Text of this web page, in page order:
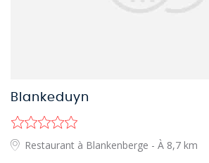
Blankeduyn
Restaurant à Blankenberge - À 8,7 km